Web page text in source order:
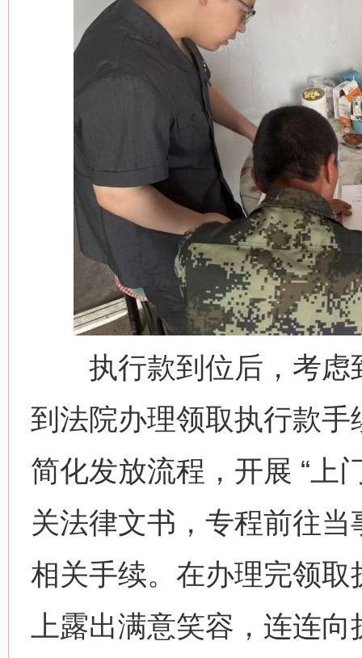
执行款到位后，考虑
到法院办理领取执行款
简化发放流程，开展 “上
关法律文书，专程前往
相关手续。在办理完领
上露出满意笑容，连连